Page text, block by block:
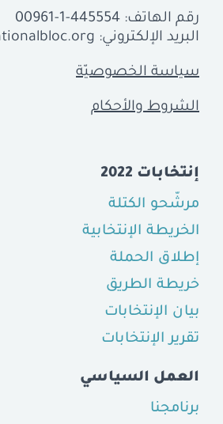
رقم الهاتف: 00961-1-445554
البريد الإلكتروني:
سياسة الخصوصيّة
الشروط والأحكام
إنتخابات 2022
مرشّحو الكتلة
الخريطة الإنتخابية
إطلاق الحملة
خريطة الطريق
بيان الإنتخابات
تقرير الإنتخابات
العمل السياسي
برنامجنا